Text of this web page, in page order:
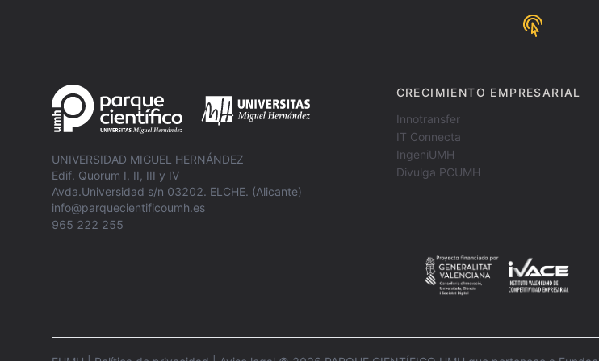
UNIVERSIDAD MIGUEL HERNÁNDEZ
Edif. Quorum I, II, III y IV
Avda.Universidad s/n 03202. ELCHE. (Alicante)
info@parquecientificoumh.es
965 222 255
CRECIMIENTO EMPRESARIAL
Innotransfer
IT Connecta
IngeniUMH
Divulga PCUMH